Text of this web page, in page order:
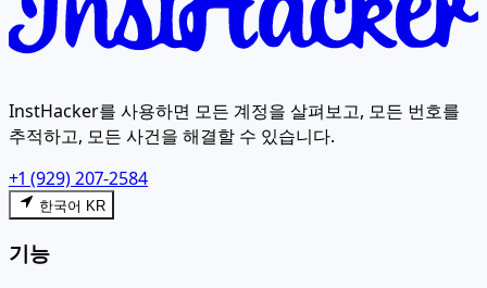
InstHacker를 사용하면 모든 계정을 살펴보고, 모든 번호를
추적하고, 모든 사건을 해결할 수 있습니다.
+1 (929) 207-2584
한국어 KR
기능